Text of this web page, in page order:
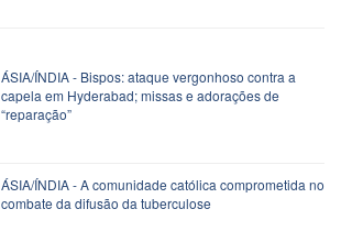
ÁSIA/ÍNDIA - Bispos: ataque vergonhoso contra a
capela em Hyderabad; missas e adorações de
“reparação”
ÁSIA/ÍNDIA - A comunidade católica comprometida no
combate da difusão da tuberculose